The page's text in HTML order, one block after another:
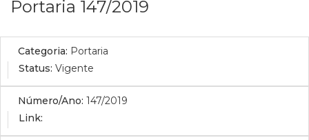
Portaria 147/2019
Categoria: Portaria
Status: Vigente
Número/Ano: 147/2019
Link: